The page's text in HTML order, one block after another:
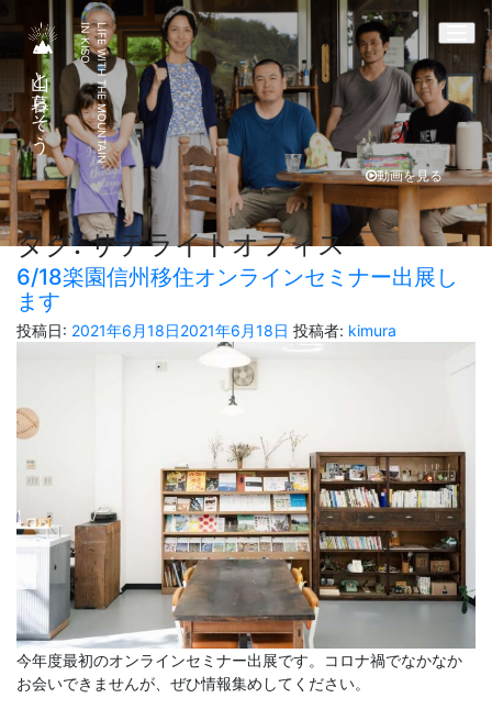
LIFE WITH THE MOUNTAIN
IN KISO
山と暮らそう
動画を見る
タグ:サテライトオフィス
6/18楽園信州移住オンラインセミナー出展し
ます
投稿日: 2021年6月18日2021年6月18日 投稿者: kimura
今年度最初のオンラインセミナー出展です。コロナ禍でなかなか
お会いできませんが、ぜひ情報集めしてください。